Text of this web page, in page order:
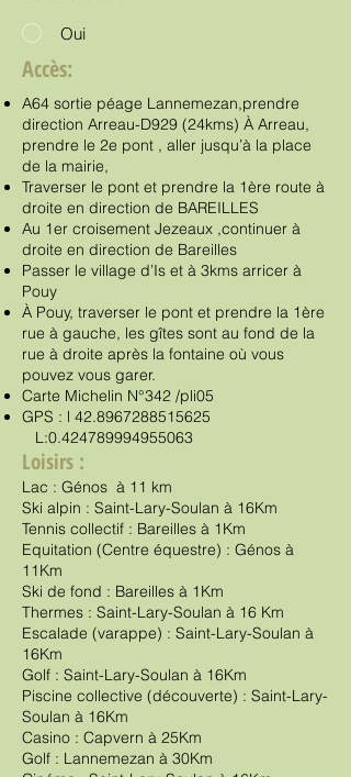
Oui
Accès:
A64 sortie péage Lannemezan,prendre
direction Arreau-D929 (24kms) À Arreau,
prendre le 2e pont , aller jusqu’à la place
de la mairie,
Traverser le pont et prendre la 1ère route à
droite en direction de BAREILLES
Au 1er croisement Jezeaux ,continuer à
droite en direction de Bareilles
Passer le village d’Is et à 3kms arricer à
Pouy
À Pouy, traverser le pont et prendre la 1ère
rue à gauche, les gîtes sont au fond de la
rue à droite après la fontaine où vous
pouvez vous garer.
Carte Michelin N°342 /pli05
GPS : l 42.8967288515625
L:0.424789994955063
Loisirs :
Lac : Génos à 11 km
Ski alpin : Saint-Lary-Soulan à 16Km
Tennis collectif : Bareilles à 1Km
Equitation (Centre équestre) : Génos à
11Km
Ski de fond : Bareilles à 1Km
Thermes : Saint-Lary-Soulan à 16 Km
Escalade (varappe) : Saint-Lary-Soulan à
16Km
Golf : Saint-Lary-Soulan à 16Km
Piscine collective (découverte) : Saint-Lary-
Soulan à 16Km
Casino : Capvern à 25Km
Golf : Lannemezan à 30Km